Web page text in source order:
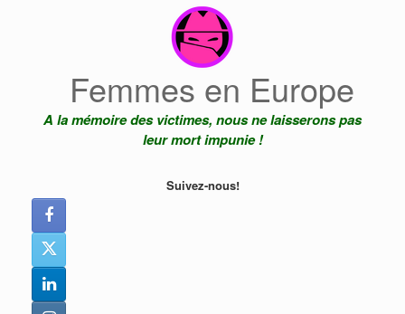
Femmes en Europe
A la mémoire des victimes, nous ne laisserons pas
leur mort impunie !
Suivez-nous!